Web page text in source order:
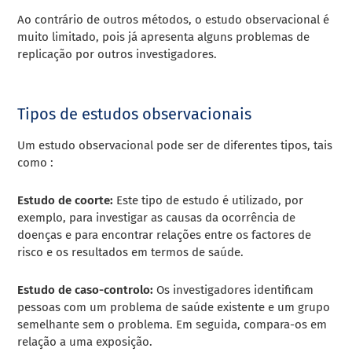
Ao contrário de outros métodos, o estudo observacional é
muito limitado, pois já apresenta alguns problemas de
replicação por outros investigadores.
Tipos de estudos observacionais
Um estudo observacional pode ser de diferentes tipos, tais
como :
Estudo de coorte: Este tipo de estudo é utilizado, por
exemplo, para investigar as causas da ocorrência de
doenças e para encontrar relações entre os factores de
risco e os resultados em termos de saúde.
Estudo de caso-controlo: Os investigadores identificam
pessoas com um problema de saúde existente e um grupo
semelhante sem o problema. Em seguida, compara-os em
relação a uma exposição.